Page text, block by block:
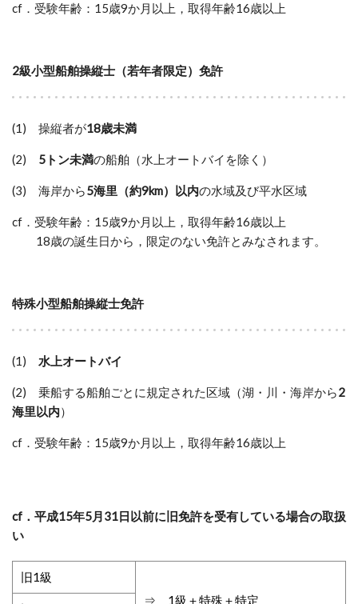
cf．受験年齢：15歳9か月以上，取得年齢16歳以上
2級小型船舶操縦士（若年者限定）免許
(1) 操縦者が18歳未満
(2) 5トン未満の船舶（水上オートバイを除く）
(3) 海岸から5海里（約9km）以内の水域及び平水区域
cf．受験年齢：15歳9か月以上，取得年齢16歳以上
18歳の誕生日から，限定のない免許とみなされます。
特殊小型船舶操縦士免許
(1) 水上オートバイ
(2) 乗船する船舶ごとに規定された区域（湖・川・海岸から2
海里以内）
cf．受験年齢：15歳9か月以上，取得年齢16歳以上
cf．平成15年5月31日以前に旧免許を受有している場合の取扱
い
旧1級
⇒ 1級＋特殊＋特定